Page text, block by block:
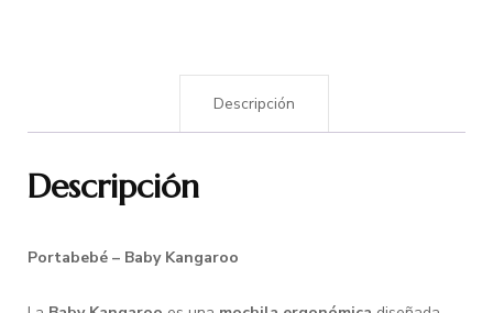
Descripción
Descripción
Portabebé – Baby Kangaroo